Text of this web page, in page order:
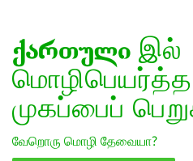
ქართული இல்
மொழிபெயர்த்த
முகப்பைப்
வேறொரு மொழி தேவையா?